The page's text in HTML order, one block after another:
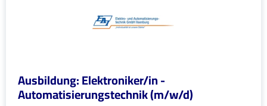
Ausbildung: Elektroniker/in -
Automatisierungstechnik (m/w/d)